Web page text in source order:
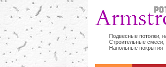
Подвесные потолки,
Строительные смеси,
Напольные покрытия